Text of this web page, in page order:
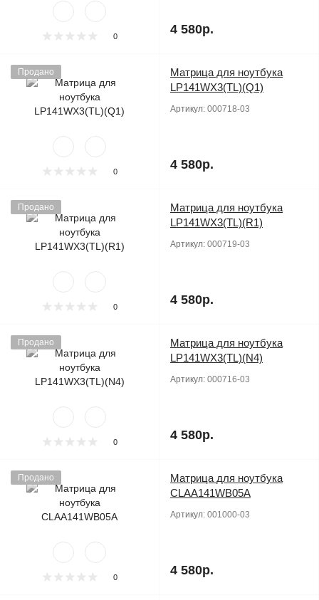
0 4 580р.
Продано
0
Матрица для ноутбука
LP141WX3(TL)(Q1)
Артикул: 000718-03
4 580р.
Продано
0
Матрица для ноутбука
LP141WX3(TL)(R1)
Артикул: 000719-03
4 580р.
Продано
0
Матрица для ноутбука
LP141WX3(TL)(N4)
Артикул: 000716-03
4 580р.
Продано
0
Матрица для ноутбука
CLAA141WB05A
Артикул: 001000-03
4 580р.